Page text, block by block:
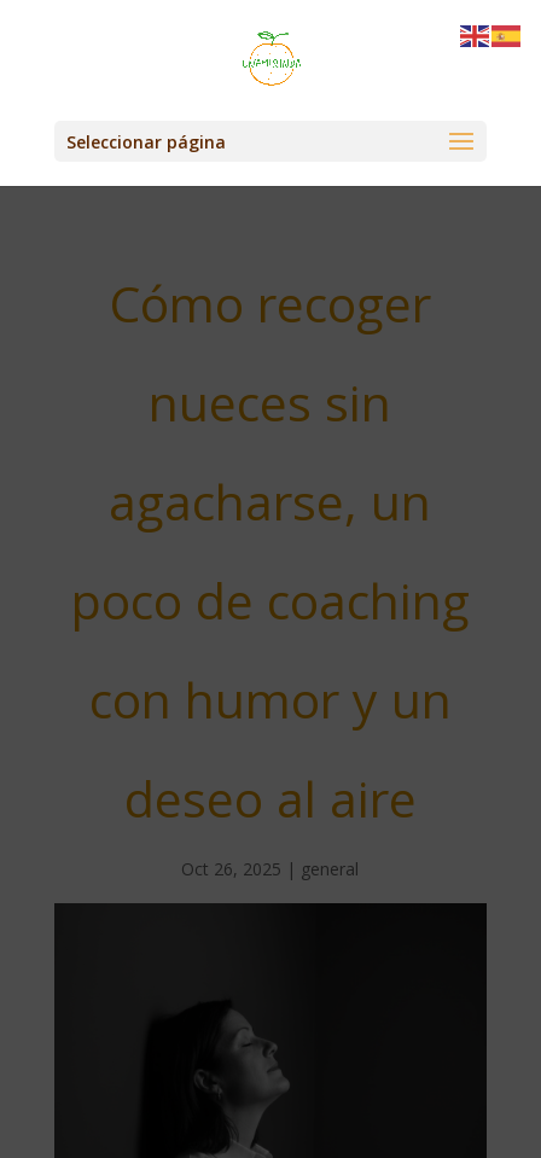
Seleccionar página
Cómo recoger
nueces sin
agacharse, un
poco de coaching
con humor y un
deseo al aire
Oct 26, 2025 | general